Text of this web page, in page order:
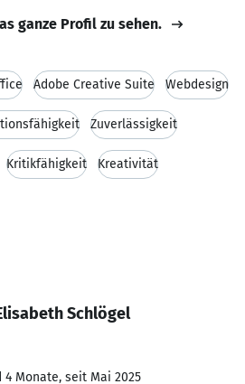
ganze Profil zu sehen.
Adobe Creative Suite Webdesign
Zuverlässigkeit
Kritikfähigkeit Kreativität
Schlögel
4 Monate, seit Mai 2025